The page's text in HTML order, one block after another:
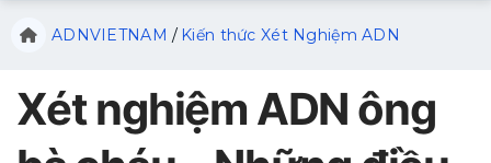
ADNVIETNAM / Kiến thức Xét Nghiệm ADN
Xét nghiệm ADN ông